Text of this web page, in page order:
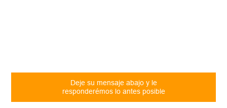
Deje su mensaje abajo y le
responderémos lo antes posible